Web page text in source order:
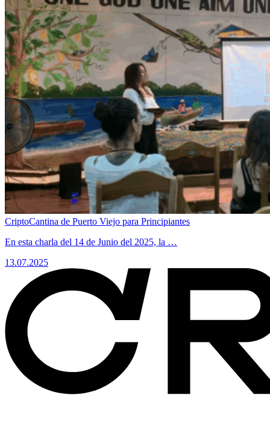
CriptoCantina de Puerto Viejo para Principiantes
​En esta charla del 14 de Junio del 2025, la …
13.07.2025